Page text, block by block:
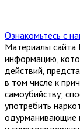
Ознакомьтесь с
Материалы сайта
информацию,
действий,
в том числе к
самоубийству;
употребить
одурманивающие